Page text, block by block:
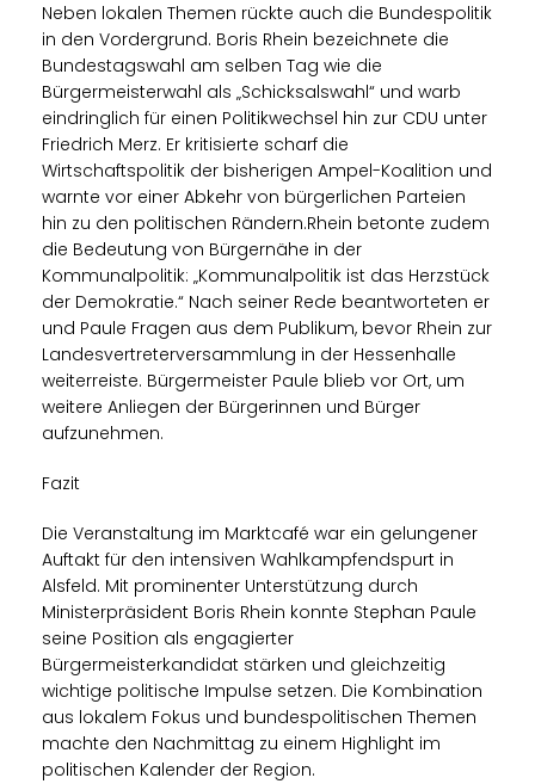
Neben lokalen Themen rückte auch die Bundespolitik
in den Vordergrund. Boris Rhein bezeichnete die
Bundestagswahl am selben Tag wie die
Bürgermeisterwahl als „Schicksalswahl“ und warb
eindringlich für einen Politikwechsel hin zur CDU unter
Friedrich Merz. Er kritisierte scharf die
Wirtschaftspolitik der bisherigen Ampel-Koalition und
warnte vor einer Abkehr von bürgerlichen Parteien
hin zu den politischen Rändern.Rhein betonte zudem
die Bedeutung von Bürgernähe in der
Kommunalpolitik: „Kommunalpolitik ist das Herzstück
der Demokratie.“ Nach seiner Rede beantworteten er
und Paule Fragen aus dem Publikum, bevor Rhein zur
Landesvertreterversammlung in der Hessenhalle
weiterreiste. Bürgermeister Paule blieb vor Ort, um
weitere Anliegen der Bürgerinnen und Bürger
aufzunehmen.
Fazit
Die Veranstaltung im Marktcafé war ein gelungener
Auftakt für den intensiven Wahlkampfendspurt in
Alsfeld. Mit prominenter Unterstützung durch
Ministerpräsident Boris Rhein konnte Stephan Paule
seine Position als engagierter
Bürgermeisterkandidat stärken und gleichzeitig
wichtige politische Impulse setzen. Die Kombination
aus lokalem Fokus und bundespolitischen Themen
machte den Nachmittag zu einem Highlight im
politischen Kalender der Region.